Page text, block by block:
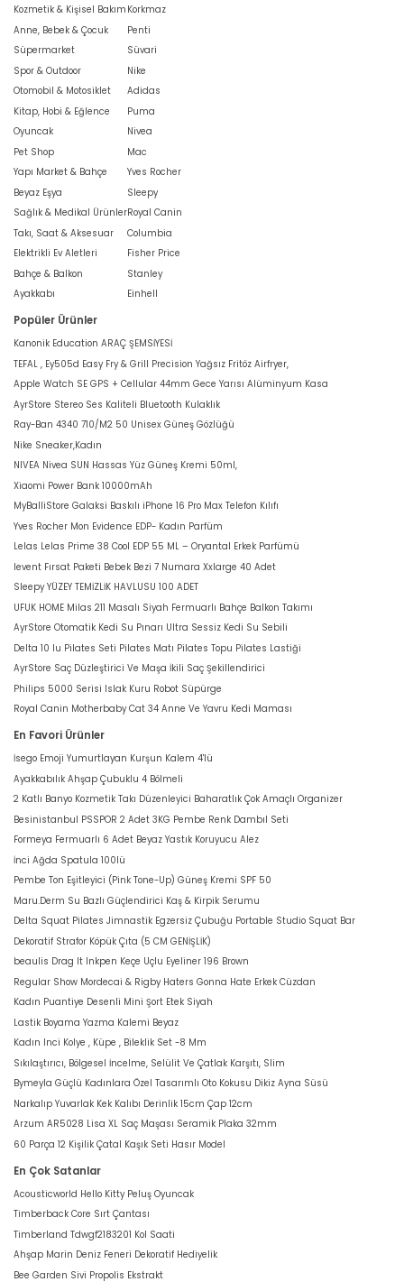
Kozmetik & Kişisel Bakım
Anne, Bebek & Çocuk
Süpermarket
Spor & Outdoor
Otomobil & Motosiklet
Kitap, Hobi & Eğlence
Oyuncak
Pet Shop
Yapı Market & Bahçe
Beyaz Eşya
Sağlık & Medikal Ürünler
Takı, Saat & Aksesuar
Elektrikli Ev Aletleri
Bahçe & Balkon
Ayakkabı
Korkmaz
Penti
Süvari
Nike
Adidas
Puma
Nivea
Mac
Yves Rocher
Sleepy
Royal Canin
Columbia
Fisher Price
Stanley
Einhell
Popüler Ürünler
Kanonik Education ARAÇ ŞEMSİYESİ
TEFAL , Ey505d Easy Fry & Grill Precision Yağsız Fritöz Airfryer,
Apple Watch SE GPS + Cellular 44mm Gece Yarısı Alüminyum Kasa
AyrStore Stereo Ses Kaliteli Bluetooth Kulaklık
Ray-Ban 4340 710/M2 50 Unisex Güneş Gözlüğü
Nike Sneaker,Kadın
NIVEA Nivea SUN Hassas Yüz Güneş Kremi 50ml,
Xiaomi Power Bank 10000mAh
MyBalliStore Galaksi Baskılı iPhone 16 Pro Max Telefon Kılıfı
Yves Rocher Mon Evidence EDP- Kadın Parfüm
Lelas Lelas Prime 38 Cool EDP 55 ML – Oryantal Erkek Parfümü
levent Fırsat Paketi Bebek Bezi 7 Numara Xxlarge 40 Adet
Sleepy YÜZEY TEMİZLİK HAVLUSU 100 ADET
UFUK HOME Milas 211 Masalı Siyah Fermuarlı Bahçe Balkon Takımı
AyrStore Otomatik Kedi Su Pınarı Ultra Sessiz Kedi Su Sebili
Delta 10 lu Pilates Seti Pilates Matı Pilates Topu Pilates Lastiği
AyrStore Saç Düzleştirici Ve Maşa İkili Saç Şekillendirici
Philips 5000 Serisi Islak Kuru Robot Süpürge
Royal Canin Motherbaby Cat 34 Anne Ve Yavru Kedi Maması
En Favori Ürünler
İsego Emoji Yumurtlayan Kurşun Kalem 4'lü
Ayakkabılık Ahşap Çubuklu 4 Bölmeli
2 Katlı Banyo Kozmetik Takı Düzenleyici Baharatlık Çok Amaçlı Organizer
Besinistanbul PSSPOR 2 Adet 3KG Pembe Renk Dambıl Seti
Formeya Fermuarlı 6 Adet Beyaz Yastık Koruyucu Alez
İnci Ağda Spatula 100lü
Pembe Ton Eşitleyici (Pink Tone-Up) Güneş Kremi SPF 50
Maru.Derm Su Bazlı Güçlendirici Kaş & Kirpik Serumu
Delta Squat Pilates Jimnastik Egzersiz Çubuğu Portable Studio Squat Bar
Dekoratif Strafor Köpük Çıta (5 CM GENİŞLİK)
beaulis Drag It Inkpen Keçe Uçlu Eyeliner 196 Brown
Regular Show Mordecai & Rigby Haters Gonna Hate Erkek Cüzdan
Kadın Puantiye Desenli Mini Şort Etek Siyah
Lastik Boyama Yazma Kalemi Beyaz
Kadın Inci Kolye , Küpe , Bileklik Set -8 Mm
Sıkılaştırıcı, Bölgesel İncelme, Selülit Ve Çatlak Karşıtı, Slim
Bymeyla Güçlü Kadınlara Özel Tasarımlı Oto Kokusu Dikiz Ayna Süsü
Narkalıp Yuvarlak Kek Kalıbı Derinlik 15cm Çap 12cm
Arzum AR5028 Lisa XL Saç Maşası Seramik Plaka 32mm
60 Parça 12 Kişilik Çatal Kaşık Seti Hasır Model
En Çok Satanlar
Acousticworld Hello Kitty Peluş Oyuncak
Timberback Core Sırt Çantası
Timberland Tdwgf2183201 Kol Saati
Ahşap Marin Deniz Feneri Dekoratif Hediyelik
Bee Garden Sivi Propolis Ekstrakt